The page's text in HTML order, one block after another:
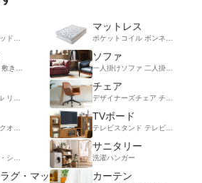
セット 脚付きマットレスベッド折りたたみベッド
マットレス
ポケットコイル ボンネルコイル
敷き布団 ケット枕掛け布団カバー敷き布団カバー
ソファ
一人掛けソファ 二人掛けソファ
リビングテーブル センターテーブルラウンド・カフェテー
チェア
デザイナーズチェア チェア（万能）
ション デスクワゴン学習デスク デスクパーツ
TVボード
テレビスタンド テレビボード
ルフ キャビネットクローゼット・チェスト
サニタリー
洗濯ハンガー
グ・マット カーテン